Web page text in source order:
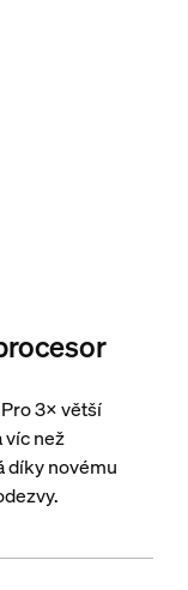
3× větší
víc než
díky novému